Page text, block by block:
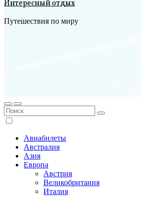
Интересный отдых
Путешествия по миру
Авиабилеты
Австралия
Азия
Европа
Австрия
Великобритания
Италия